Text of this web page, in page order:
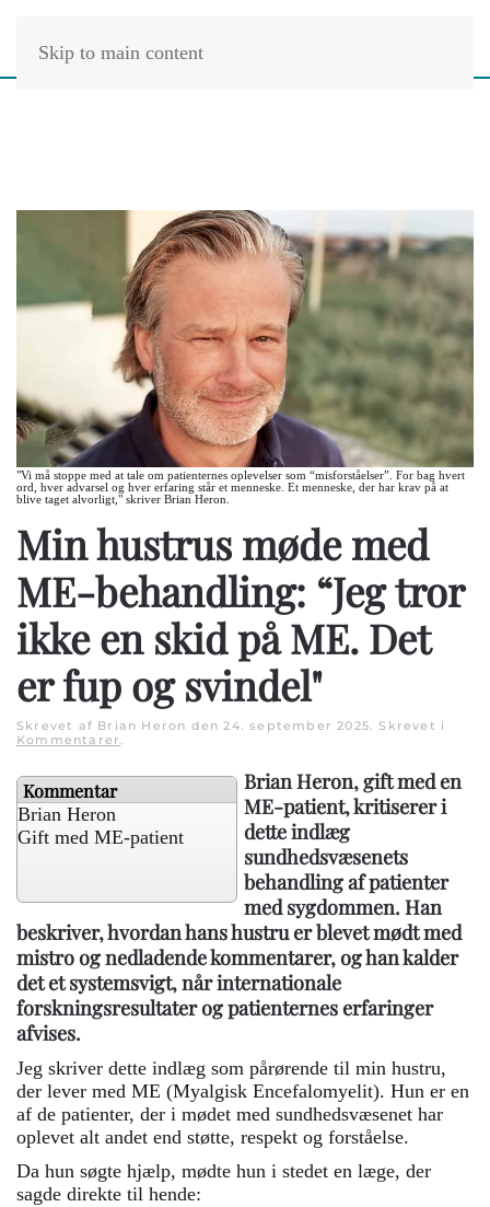
Skip to main content
"Vi må stoppe med at tale om patienternes oplevelser som “misforståelser”. For bag hvert
ord, hver advarsel og hver erfaring står et menneske. Et menneske, der har krav på at
blive taget alvorligt," skriver Brian Heron.
Min hustrus møde med
ME-behandling: “Jeg tror
ikke en skid på ME. Det
er fup og svindel"
Skrevet af Brian Heron den24. september 2025. Skrevet i
Kommentarer.
Kommentar
Brian Heron
Gift med ME-patient
Brian Heron, gift med en
ME-patient, kritiserer i
dette indlæg
sundhedsvæsenets
behandling af patienter
med sygdommen. Han
beskriver, hvordan hans hustru er blevet mødt med
mistro og nedladende kommentarer, og han kalder
det et systemsvigt, når internationale
forskningsresultater og patienternes erfaringer
afvises.
Jeg skriver dette indlæg som pårørende til min hustru,
der lever med ME (Myalgisk Encefalomyelit). Hun er en
af de patienter, der i mødet med sundhedsvæsenet har
oplevet alt andet end støtte, respekt og forståelse.
Da hun søgte hjælp, mødte hun i stedet en læge, der
sagde direkte til hende: